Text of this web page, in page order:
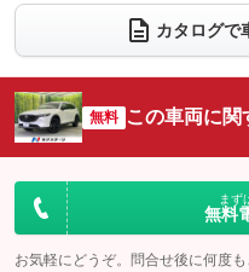
電動リアゲート
：装備なし
サイドカメラ
：装備あり
：装備なし
カタログで
無料 この車両に関
まず
無料
お気軽にどうぞ。問合せ後に何度